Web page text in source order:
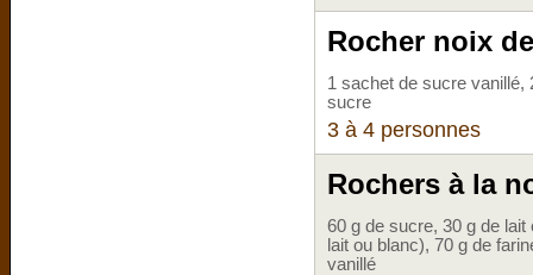
Rocher noix
1 sachet de sucre vanillé,
sucre
3 à 4 personnes
Rochers à la
60 g de sucre, 30 g de
lait ou blanc), 70 g de
vanillé